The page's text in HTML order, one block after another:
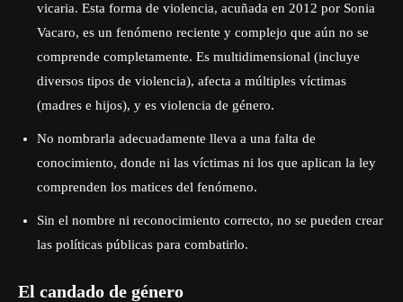
vicaria. Esta forma de violencia, acuñada en 2012 por Sonia
Vacaro, es un fenómeno reciente y complejo que aún no se
comprende completamente. Es multidimensional (incluye
diversos tipos de violencia), afecta a múltiples víctimas
(madres e hijos), y es violencia de género.
No nombrarla adecuadamente lleva a una falta de
conocimiento, donde ni las víctimas ni los que aplican la ley
comprenden los matices del fenómeno.
Sin el nombre ni reconocimiento correcto, no se pueden crear
las políticas públicas para combatirlo.
El candado de género